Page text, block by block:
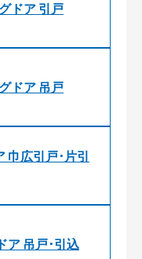
ドア 引戸
ドア 吊戸
広引戸･片引
ア 吊戸･引込